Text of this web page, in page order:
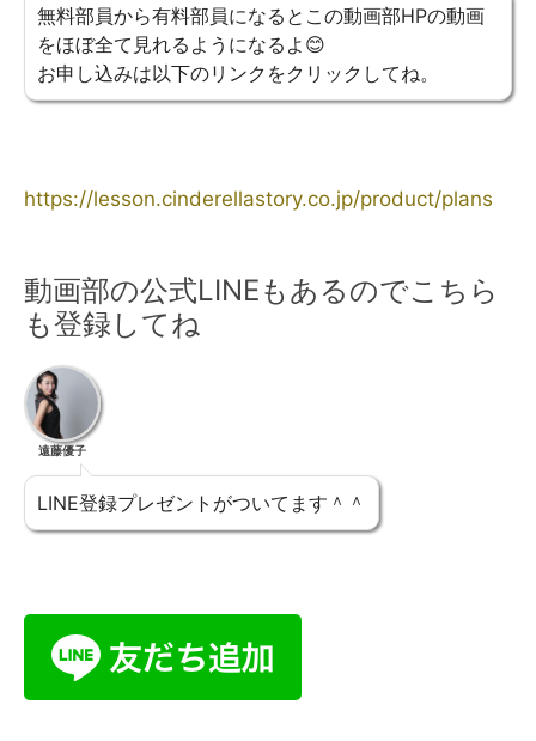
無料部員から有料部員になるとこの動画部HPの動画
をほぼ全て見れるようになるよ😊
お申し込みは以下のリンクをクリックしてね。
https://lesson.cinderellastory.co.jp/product/plans
動画部の公式LINEもあるのでこちら
も登録してね
遠藤優子
LINE登録プレゼントがついてます＾＾